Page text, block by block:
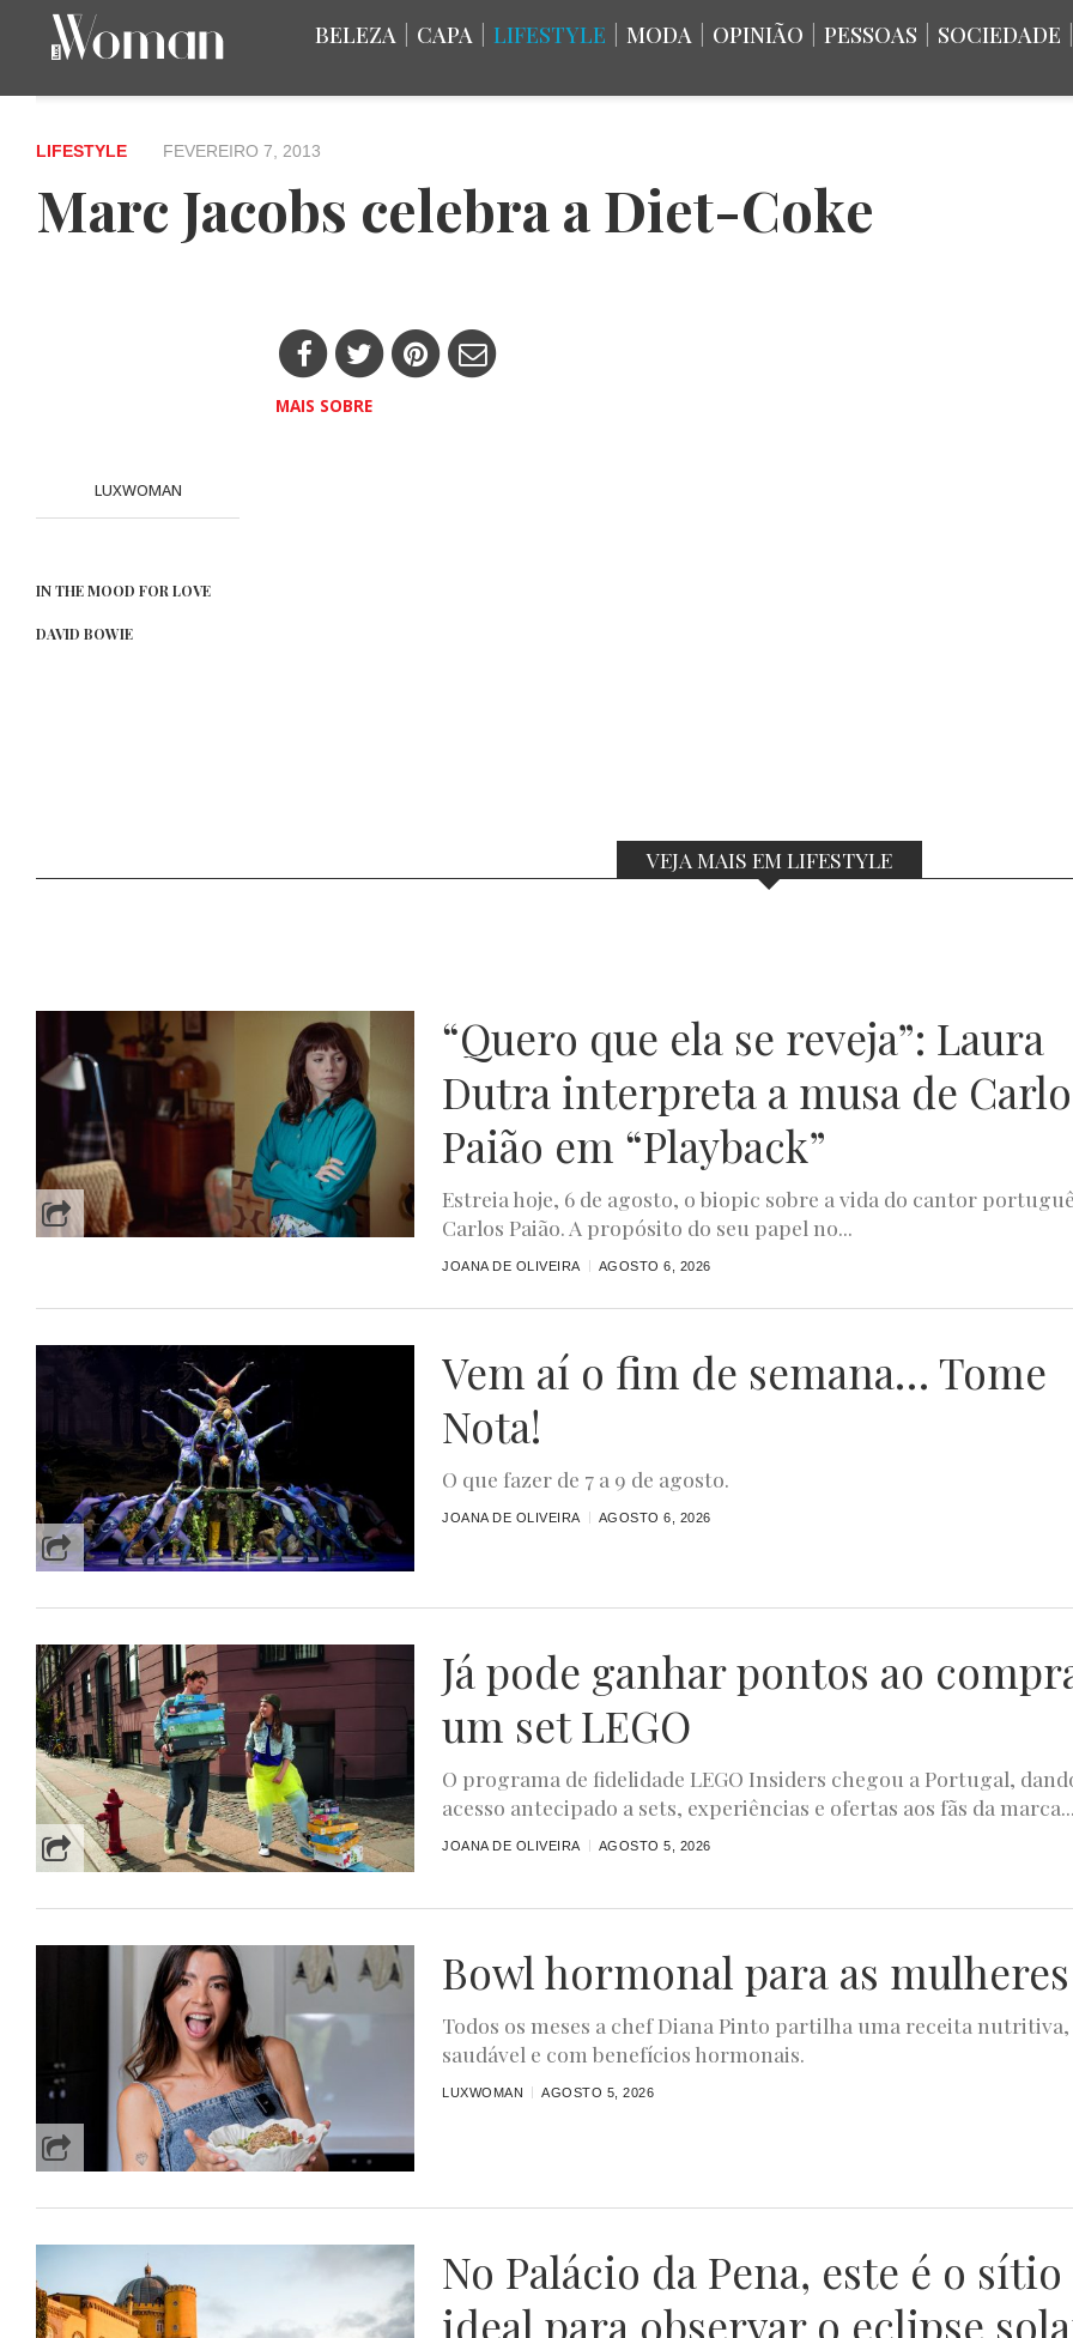
BELEZA CAPA LIFESTYLE MODA OPINIÃO PESSOAS SOCIEDADE
LIFESTYLE FEVEREIRO 7, 2013
Marc Jacobs celebra a Diet-Coke
LUXWOMAN
IN THE MOOD FOR LOVE
DAVID BOWIE
MAIS SOBRE
VEJA MAIS EM LIFESTYLE
“Quero que ela se reveja”: Laura
Dutra interpreta a musa de
Paião em “Playback”
Estreia hoje, 6 de agosto, o biopic sobre a vida do cantor
Carlos Paião. A propósito do seu papel no...
JOANA DE OLIVEIRA AGOSTO 6, 2026
Vem aí o fim de semana… Tome
Nota!
O que fazer de 7 a 9 de agosto.
JOANA DE OLIVEIRA AGOSTO 6, 2026
Já pode ganhar pontos ao
um set LEGO
O programa de fidelidade LEGO Insiders chegou a Portugal,
acesso antecipado a sets, experiências e ofertas aos fãs da
JOANA DE OLIVEIRA AGOSTO 5, 2026
Bowl hormonal para as mulheres
Todos os meses a chef Diana Pinto partilha uma receita nutritiva,
saudável e com benefícios hormonais.
LUXWOMAN AGOSTO 5, 2026
No Palácio da Pena, este é o sítio
ideal para observar o eclipse